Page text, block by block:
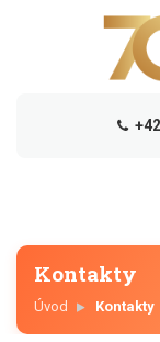
Kontakty
Úvod Kontakty